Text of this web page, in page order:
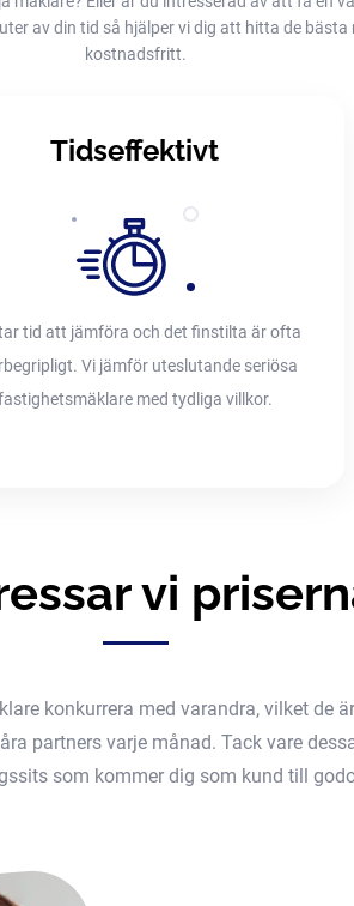
av din tid så hjälper vi dig att hitta de
kostnadsfritt.
Tidseffektivt
tid att jämföra och det finstilta är ofta
Vi jämför uteslutande seriösa
med tydliga villkor.
vi
konkurrera med varandra, vilket de
partners varje månad. Tack vare
som kommer dig som kund till